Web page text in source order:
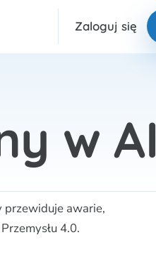
Zaloguj się
w AI
przewiduje awarie,
4.0.